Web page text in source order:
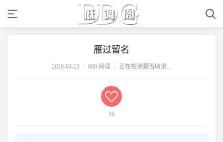
雁过留名
2020-04-21 / 660 阅读 / 正在检测是否收录...
10